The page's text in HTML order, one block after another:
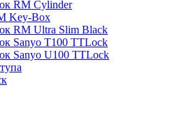
RM Cylinder
Key-Box
RM Ultra Slim Black
Sanyo T100 TTLock
Sanyo U100 TTLock